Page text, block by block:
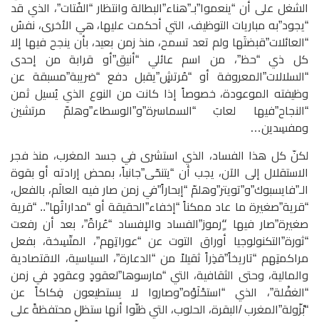
الشغل على أن “ينعموا”بـ”هناء”البطالة وانتظار “الفُتات”، الذي قد
“يجود”به مباريات التوظيف، التي أحكمت عليها، هي الأخرى، نفسُ
“العائلات”قبضتَها ولم تعد تسمح، منذ زمن بعيد، بأن ينجح فيها إلا
كل ذي “حظ”، من اسم عائلي “أنيق”أو قرابة من إحدى
“السلالات”المعروفة أو “مُرتشٍ”يقبل دفع “ضريبة”مسبقة عن
وظيفته الموعودة، خصوصاً إذا كانت من النوع الذي يُسيل ثمن
“النجاح”فيها لعابَ “السماسرة”و”الوسطاء”وهلمّ مرتشين
ومفسِدين…
لكنّ كل هذا الفساد، الذي استشرى في جسد المغرب، منذ فجر
الاستقلال إلى الآن، يجب أن “يتنحّى”جانباً، بمحض إرادته أو بقوة
الـ”فايسبوك”و”تويتر”وهلمّ “إبحاراً”في زمن صار فيه العالَم، بالفعل،
“قرية”صغيرة ما عاد ممكناً “إخفاء”الحقيقة أو “مداراتُها”.. “قرية
صغيرة”صار فيها “ٍرموز”الفساد والإفساد “عُراةً”، بعد أن رفعت
“ثورة”التكنولوجيا أوراق التوت عن “عوراتِهم”، المتّسِخة، بفعل
مراكمتِهم “تاريخاً”قذِراً ثقيلاً من “الدعارة”، السياسية، الاقتصادية
والمالية، وحتى الثقافية، التي “مارسوها”لعقودٍ وعقودٍ في زمن
“الغفْلة”، الذي “استحْلَوْه”وصاروا لا يستطيعون فِكاكاً عن
“بْزّولة”المغرب /البقرة، الحلوب، التي ظنّوا أنها ستظل محتفظةً على